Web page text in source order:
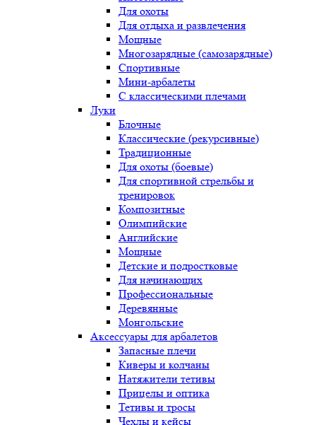
Для охоты
Для отдыха и развлечения
Мощные
Многозарядные (самозарядные)
Спортивные
Мини-арбалеты
С классическими плечами
Луки
Блочные
Классические (рекурсивные)
Традиционные
Для охоты (боевые)
Для спортивной стрельбы и
тренировок
Композитные
Олимпийские
Английские
Мощные
Детские и подростковые
Для начинающих
Профессиональные
Деревянные
Монгольские
Аксессуары для арбалетов
Запасные плечи
Киверы и колчаны
Натяжители тетивы
Прицелы и оптика
Тетивы и тросы
Чехлы и кейсы